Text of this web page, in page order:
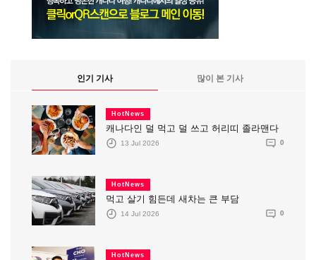
인기 기사 많이 본 기사
HotNews
캐나다인 덜 먹고 덜 쓰고 허리띠 졸라맨다
13 Jul 2026 0
HotNews
먹고 살기 힘든데 새차는 큰 부담
14 Jul 2026 0
HotNews